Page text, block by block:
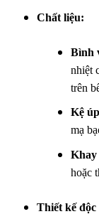
Chất liệu:
Bình
nhiệt
trên
Kệ
mạ
Khay
hoặc
Thiết kế